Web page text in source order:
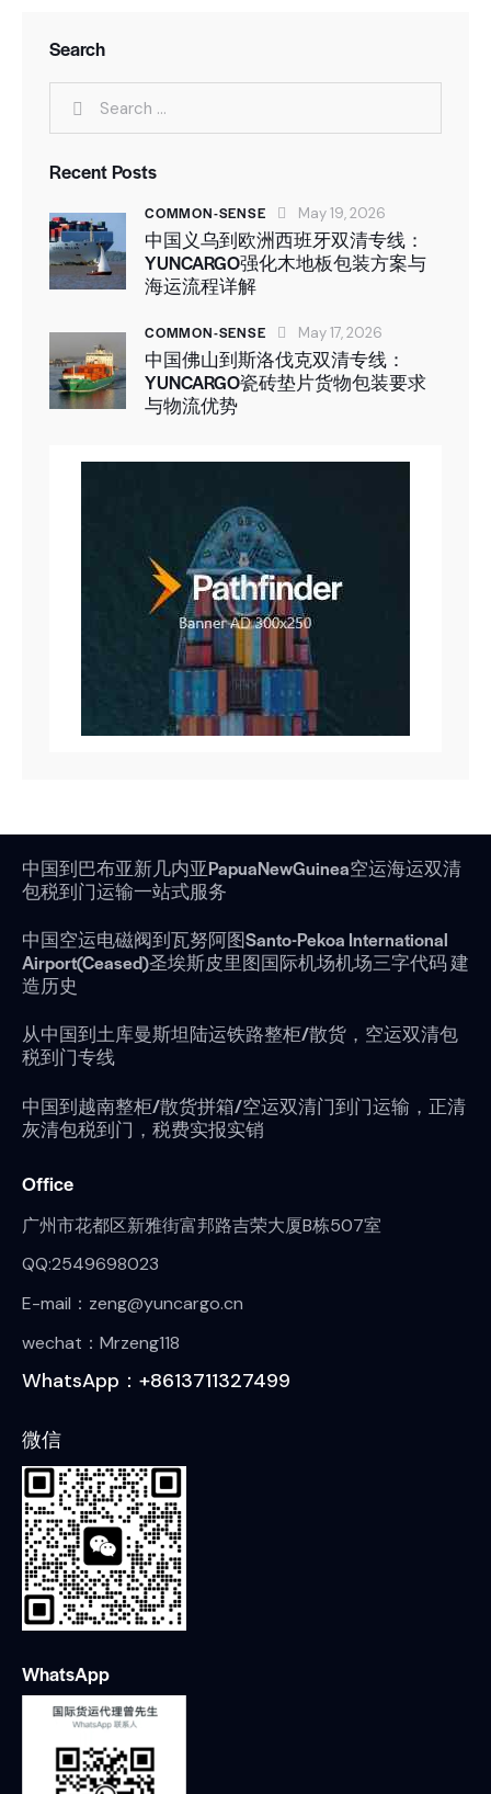
Search
Recent Posts
COMMON-SENSE May 19, 2026
中国义乌到欧洲西班牙双清专线：
YUNCARGO强化木地板包装方案与
海运流程详解
COMMON-SENSE May 17, 2026
中国佛山到斯洛伐克双清专线：
YUNCARGO瓷砖垫片货物包装要求
与物流优势
中国到巴布亚新几内亚PapuaNewGuinea空运海运双清
包税到门运输一站式服务
中国空运电磁阀到瓦努阿图Santo-Pekoa International
Airport(Ceased)圣埃斯皮里图国际机场机场三字代码 建
造历史
从中国到土库曼斯坦陆运铁路整柜/散货，空运双清包
税到门专线
中国到越南整柜/散货拼箱/空运双清门到门运输，正清
灰清包税到门，税费实报实销
Office
广州市花都区新雅街富邦路吉荣大厦B栋507室
QQ:2549698023
E-mail：zeng@yuncargo.cn
wechat：Mrzeng118
WhatsApp：+8613711327499
微信
WhatsApp